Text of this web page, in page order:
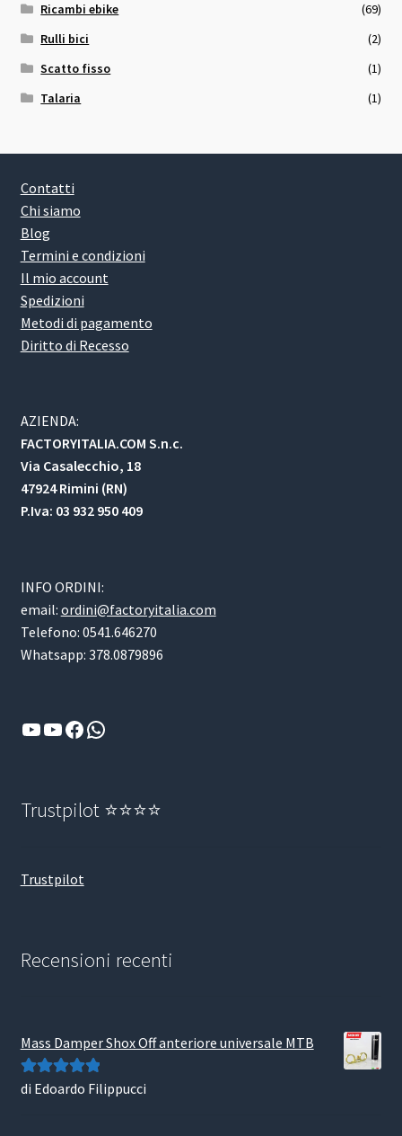
Ricambi ebike
(69)
Rulli bici
(2)
Scatto fisso
(1)
Talaria
(1)
Contatti
Chi siamo
Blog
Termini e condizioni
Il mio account
Spedizioni
Metodi di pagamento
Diritto di Recesso
AZIENDA:
FACTORYITALIA.COM S.n.c.
Via Casalecchio, 18
47924 Rimini (RN)
P.Iva: 03 932 950 409
INFO ORDINI:
email: ordini@factoryitalia.com
Telefono: 0541.646270
Whatsapp: 378.0879896
YouTube
YouTube
Facebook
WhatsApp
Trustpilot ⭐⭐⭐⭐
Trustpilot
Recensioni recenti
Mass Damper Shox Off anteriore universale MTB
Valutato5su
di Edoardo Filippucci